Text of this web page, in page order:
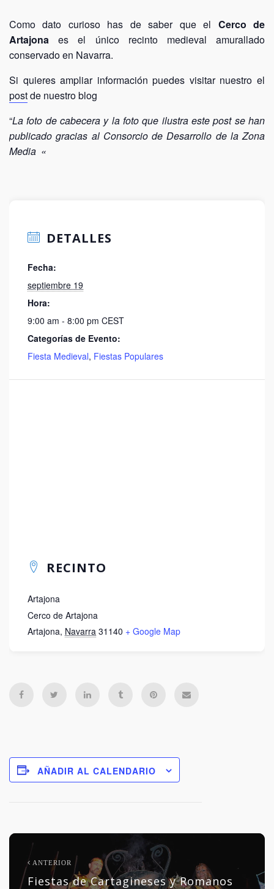
Como dato curioso has de saber que el Cerco de
Artajona es el único recinto medieval amurallado
conservado en Navarra.
Si quieres ampliar información puedes visitar nuestro el
postde nuestro blog
“La foto de cabecera y la foto que ilustra este post se han
publicado gracias al Consorcio de Desarrollo de la Zona
Media «
DETALLES
Fecha:
septiembre 19
Hora:
9:00 am - 8:00 pm CEST
Categorías de Evento:
Fiesta Medieval, Fiestas Populares
RECINTO
Artajona
Cerco de Artajona
Artajona, Navarra 31140 + Google Map
AÑADIR AL CALENDARIO
ANTERIOR
Fiestas de Cartagineses y Romanos